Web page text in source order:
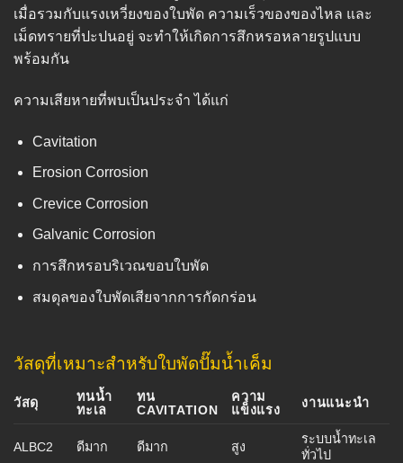
เมื่อรวมกับแรงเหวี่ยงของใบพัด ความเร็วของของไหล และ
เม็ดทรายที่ปะปนอยู่ จะทำให้เกิดการสึกหรอหลายรูปแบบ
พร้อมกัน
ความเสียหายที่พบเป็นประจำ ได้แก่
Cavitation
Erosion Corrosion
Crevice Corrosion
Galvanic Corrosion
การสึกหรอบริเวณขอบใบพัด
สมดุลของใบพัดเสียจากการกัดกร่อน
วัสดุที่เหมาะสำหรับใบพัดปั๊มน้ำเค็ม
วัสดุ
ทนน้ำ
ทะเล
ทน
CAVITATION
ความ
แข็งแรง
งานแนะนำ
ALBC2 ดีมาก ดีมาก สูง
ระบบน้ำทะเล
ทั่วไป